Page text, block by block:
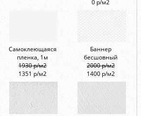
0 р/м2
Самоклеющаяся
пленка, 1м
1930 р/м2
1351 р/м2
Баннер
бесшовный
2000 р/м2
1400 р/м2